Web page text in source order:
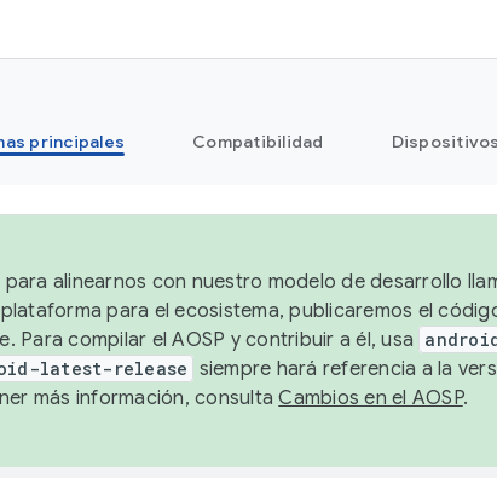
principales Compatibilidad
alinearnos con nuestro modelo de desarrollo
para el ecosistema, publicaremos el
Para compilar el AOSP y contribuir a él, usa
latest-release siempre hará referencia a la
más información, consultaCambios en el AOSP.